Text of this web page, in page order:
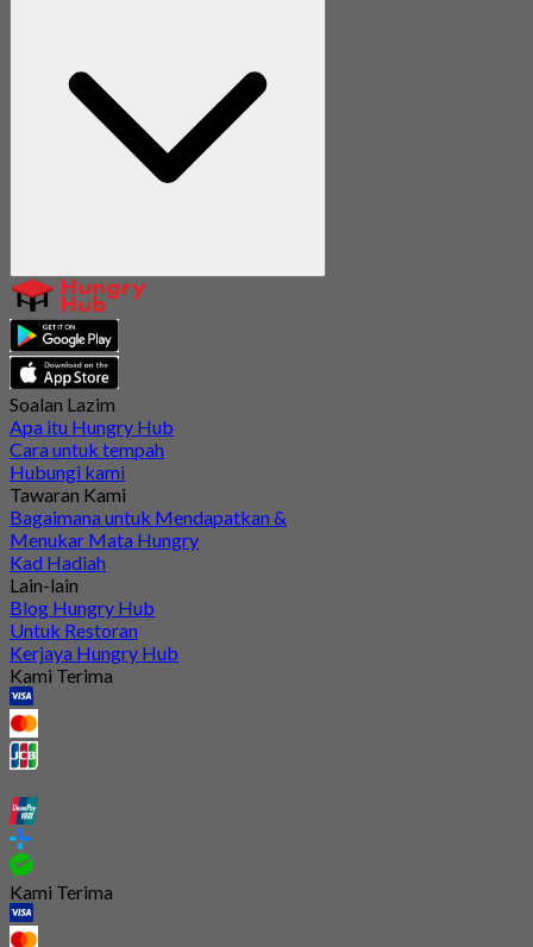
Soalan Lazim
Apa itu Hungry Hub
Cara untuk tempah
Hubungi kami
Tawaran Kami
Bagaimana untuk Mendapatkan &
Menukar Mata Hungry
Kad Hadiah
Lain-lain
Blog Hungry Hub
Untuk Restoran
Kerjaya Hungry Hub
Kami Terima
Kami Terima